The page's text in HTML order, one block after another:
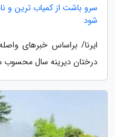
سرو باشت از کمیاب ترین و
شود
ایرنا/ براساس خبرهای
درختان دیرینه سال